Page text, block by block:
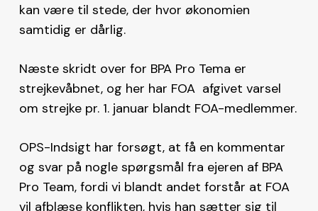
kan være til stede, der hvor økonomien
samtidig er dårlig.
Næste skridt over for BPA Pro Tema er
strejkevåbnet, og her har FOA afgivet varsel
om strejke pr. 1. januar blandt FOA-medlemmer.
OPS-Indsigt har forsøgt, at få en kommentar
og svar på nogle spørgsmål fra ejeren af BPA
Pro Team, fordi vi blandt andet forstår at FOA
vil afblæse konflikten, hvis han sætter sig til